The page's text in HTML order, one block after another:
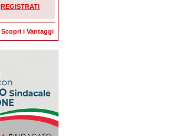
REGISTRATI
Scopri i Vantaggi